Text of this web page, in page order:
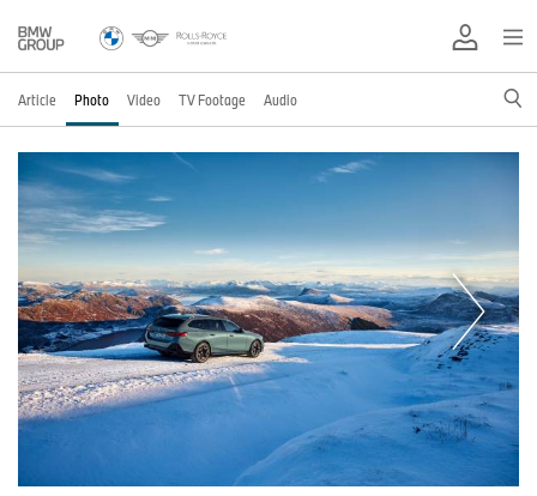
Article Photo Video TV Footage Audio